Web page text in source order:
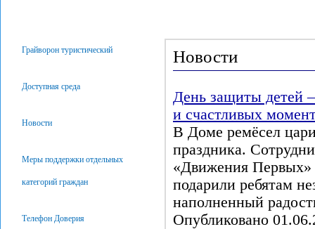
Грайворон туристический
Доступная среда
Новости
Меры поддержки отдельных
категорий граждан
Телефон Доверия
Новости
День защиты детей
и счастливых
В Доме ремёсел
праздника.
«Движения Первых»
подарили ребятам
наполненный
Опубликовано